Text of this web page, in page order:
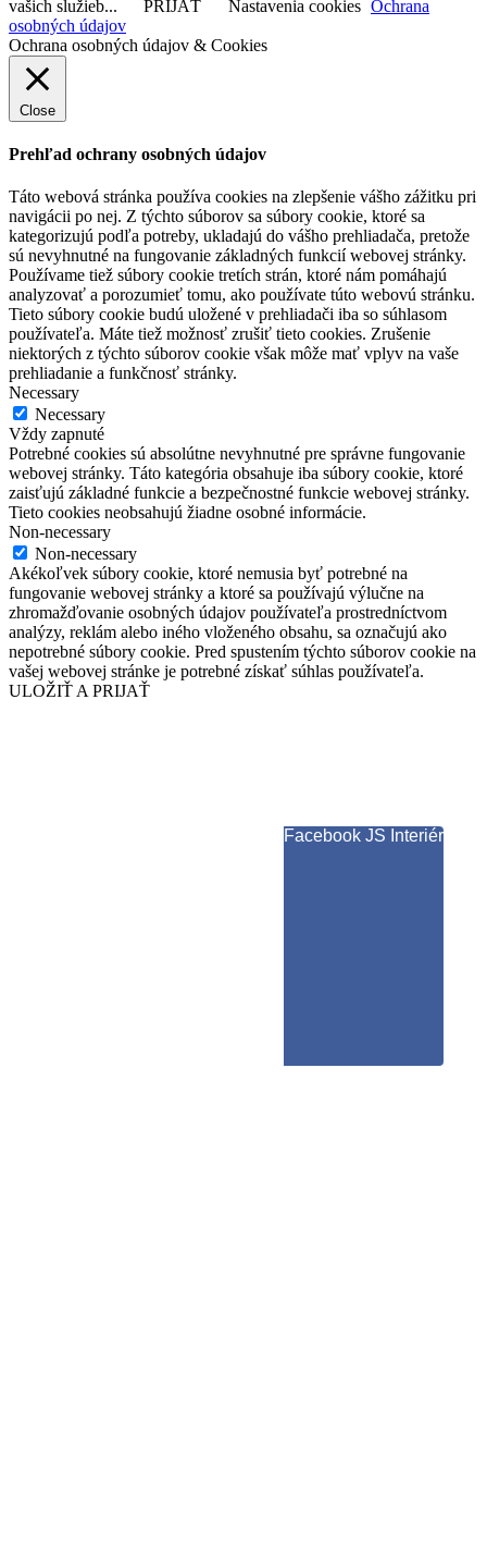
vašich služieb...
PRIJAŤ Nastavenia cookies Ochrana
osobných údajov
Ochrana osobných údajov & Cookies
Close
Prehľad ochrany osobných údajov
Táto webová stránka používa cookies na zlepšenie vášho zážitku pri
navigácii po nej. Z týchto súborov sa súbory cookie, ktoré sa
kategorizujú podľa potreby, ukladajú do vášho prehliadača, pretože
sú nevyhnutné na fungovanie základných funkcií webovej stránky.
Používame tiež súbory cookie tretích strán, ktoré nám pomáhajú
analyzovať a porozumieť tomu, ako používate túto webovú stránku.
Tieto súbory cookie budú uložené v prehliadači iba so súhlasom
používateľa. Máte tiež možnosť zrušiť tieto cookies. Zrušenie
niektorých z týchto súborov cookie však môže mať vplyv na vaše
prehliadanie a funkčnosť stránky.
Necessary
Necessary
Vždy zapnuté
Potrebné cookies sú absolútne nevyhnutné pre správne fungovanie
webovej stránky. Táto kategória obsahuje iba súbory cookie, ktoré
zaisťujú základné funkcie a bezpečnostné funkcie webovej stránky.
Tieto cookies neobsahujú žiadne osobné informácie.
Non-necessary
Non-necessary
Akékoľvek súbory cookie, ktoré nemusia byť potrebné na
fungovanie webovej stránky a ktoré sa používajú výlučne na
zhromažďovanie osobných údajov používateľa prostredníctvom
analýzy, reklám alebo iného vloženého obsahu, sa označujú ako
nepotrebné súbory cookie. Pred spustením týchto súborov cookie na
vašej webovej stránke je potrebné získať súhlas používateľa.
ULOŽIŤ A PRIJAŤ
Facebook JS Interiér